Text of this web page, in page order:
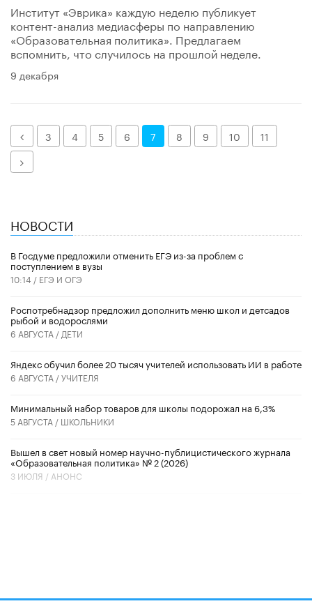
Институт «Эврика» каждую неделю публикует
контент-анализ медиасферы по направлению
«Образовательная политика». Предлагаем
вспомнить, что случилось на прошлой неделе.
9 декабря
Назад
3 4 5 6 7 8 9 10
11
Далее
НОВОСТИ
В Госдуме предложили отменить ЕГЭ из-за проблем с
поступлением в вузы
10:14 / ЕГЭ И ОГЭ
Роспотребнадзор предложил дополнить меню школ и детсадов
рыбой и водорослями
6 АВГУСТА / ДЕТИ
​Яндекс обучил более 20 тысяч учителей использовать ИИ в работе
6 АВГУСТА /УЧИТЕЛЯ
Минимальный набор товаров для школы подорожал на 6,3%
5 АВГУСТА / ШКОЛЬНИКИ
Вышел в свет новый номер научно-публицистического журнала
«Образовательная политика» № 2 (2026)
3 ИЮЛЯ / АНОНС